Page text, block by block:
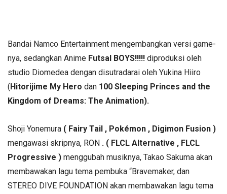
Bandai Namco Entertainment mengembangkan versi game-
nya, sedangkan Anime Futsal BOYS!!!!! diproduksi oleh
studio Diomedea dengan disutradarai oleh Yukina Hiiro
(Hitorijime My Hero dan 100 Sleeping Princes and the
Kingdom of Dreams: The Animation).
Shoji Yonemura ( Fairy Tail , Pokémon , Digimon Fusion )
mengawasi skripnya, RON . ( FLCL Alternative , FLCL
Progressive ) menggubah musiknya, Takao Sakuma akan
membawakan lagu tema pembuka “Bravemaker, dan
STEREO DIVE FOUNDATION akan membawakan lagu tema